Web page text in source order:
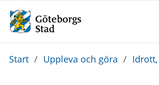
Du
Start / Uppleva och göra /